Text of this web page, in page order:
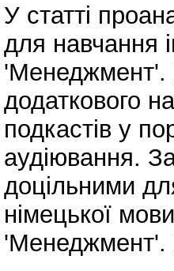
У статті
для навчання
'Менеджмент'.
додаткового
подкастів у
аудіювання.
доцільними
німецької
'Менеджмент'.